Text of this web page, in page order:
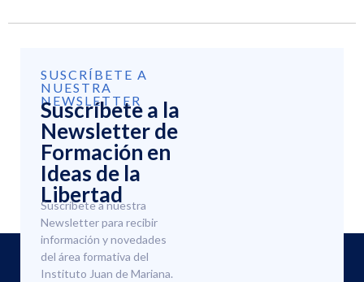
SUSCRÍBETE A
NUESTRA
NEWSLETTER
Suscríbete a la
Newsletter de
Formación en
Ideas de la
Libertad
Suscríbete a nuestra
Newsletter para recibir
información y novedades
del área formativa del
Instituto Juan de Mariana.